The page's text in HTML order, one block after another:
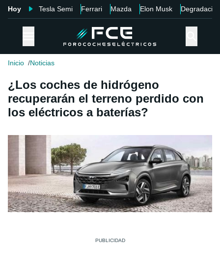
Hoy Tesla Semi Ferrari Mazda Elon Musk Degradación
Inicio Noticias
¿Los coches de hidrógeno
recuperarán el terreno perdido con
los eléctricos a baterías?